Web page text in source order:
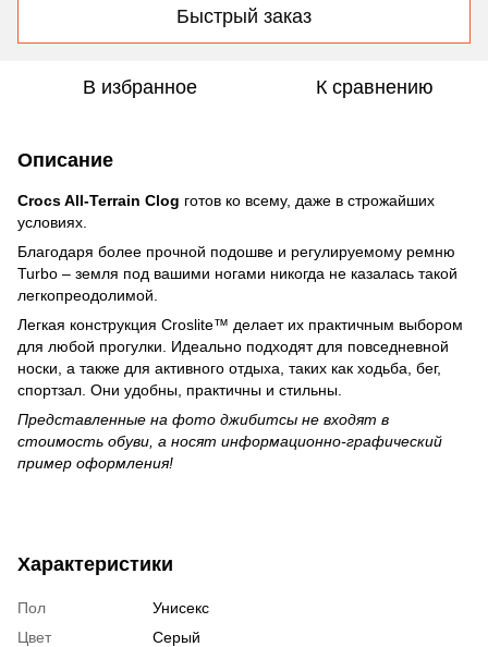
Быстрый заказ
В избранное К сравнению
Описание
Crocs All-Terrain Clog готов ко всему, даже в строжайших
условиях.
Благодаря более прочной подошве и регулируемому ремню
Turbo – земля под вашими ногами никогда не казалась такой
легкопреодолимой.
Легкая конструкция Croslite™ делает их практичным выбором
для любой прогулки. Идеально подходят для повседневной
носки, а также для активного отдыха, таких как ходьба, бег,
спортзал. Они удобны, практичны и стильны.
Представленные на фото джибитсы не входят в
стоимость обуви, а носят информационно-графический
пример оформления!
Характеристики
Пол
Унисекс
Цвет
Серый